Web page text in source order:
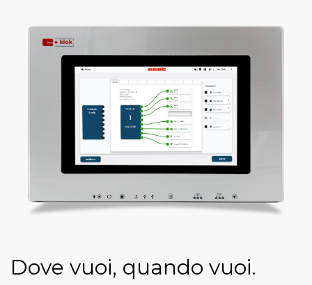
Dove vuoi, quando vuoi.